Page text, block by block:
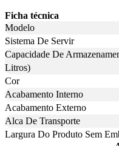
Ficha técnica
Modelo
Sistema De Servir
Capacidade De
Litros)
Cor
Acabamento Interno
Acabamento Externo
Alca De Transporte
Largura Do Produto Sem